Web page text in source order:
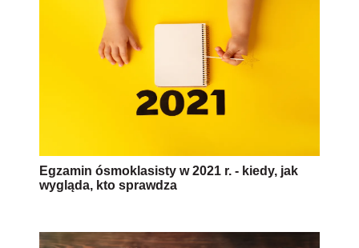
Egzamin ósmoklasisty w 2021 r. - kiedy, jak
wygląda, kto sprawdza